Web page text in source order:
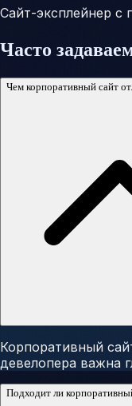
Сайт-эксплейнер с
Часто
Чем корпоративный сайт
Корпоративный
девелопера важна
Подходит ли